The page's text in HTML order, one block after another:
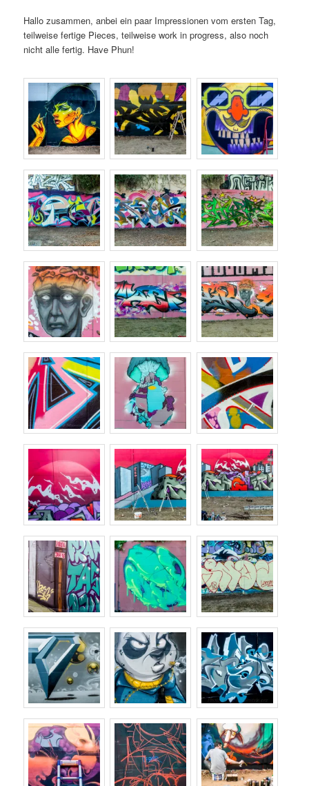
Hallo zusammen, anbei ein paar Impressionen vom ersten Tag,
teilweise fertige Pieces, teilweise work in progress, also noch
nicht alle fertig. Have Phun!